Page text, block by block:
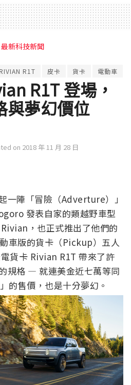
最新科技新聞
RIVIAN R1T 皮卡 貨卡 電動車
R1T 登場，
與夢幻價位
on 2018 年 11 月 28 日
一陣「冒險（Adverture）」
發表自家的類越野車型
，也正式推出了他們的
車版的貨卡（Pickup）五人
貨卡 Rivian R1T 帶來了許
規格 — 就連美金近七萬等同
的售價，也是十分夢幻。